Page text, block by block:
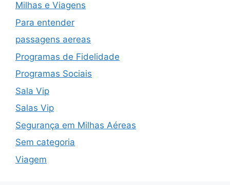
Milhas e Viagens
Para entender
passagens aereas
Programas de Fidelidade
Programas Sociais
Sala Vip
Salas Vip
Segurança em Milhas Aéreas
Sem categoria
Viagem